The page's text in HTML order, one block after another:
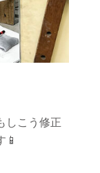
しこう修正
📱